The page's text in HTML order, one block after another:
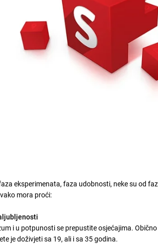
eksperimenata, faza udobnosti, neke su od
mora proći:
i u potpunosti se prepustite osjećajima.
je doživjeti sa 19, ali i sa 35 godina.